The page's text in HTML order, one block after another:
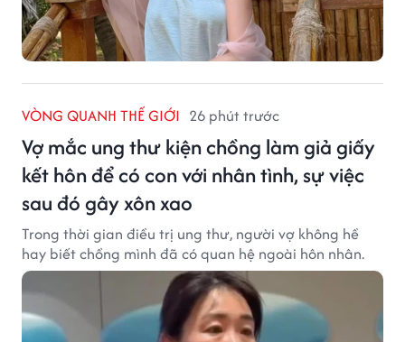
VÒNG QUANH THẾ GIỚI 26 phút trước
Vợ mắc ung thư kiện chồng làm giả giấy
kết hôn để có con với nhân tình, sự việc
sau đó gây xôn xao
Trong thời gian điều trị ung thư, người vợ không hề
hay biết chồng mình đã có quan hệ ngoài hôn nhân.